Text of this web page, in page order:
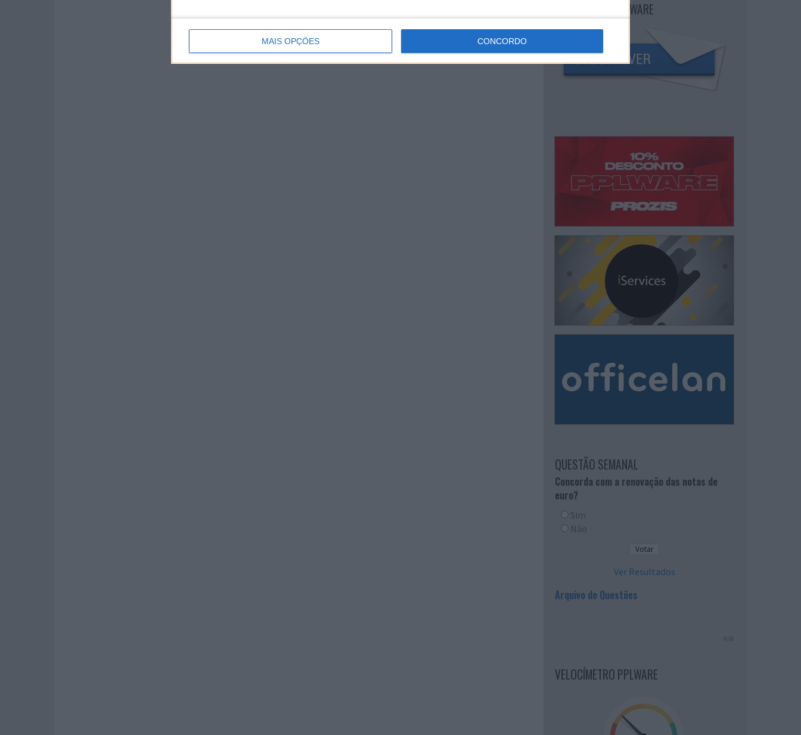
MAIS OPÇÕES CONCORDO
NEWSLETTER PPLWARE
QUESTÃO SEMANAL
Concorda com a renovação das notas de
euro?
Sim
Não
Ver Resultados
Arquivo de Questões
PUB
VELOCÍMETRO PPLWARE